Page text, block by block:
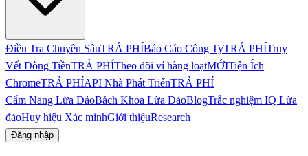
Điều Tra Chuyên SâuTRẢ PHÍBáo Cáo Công TyTRẢ PHÍTruy
Vết Dòng TiềnTRẢ PHÍTheo dõi ví hàng loạtMỚITiện Ích
ChromeTRẢ PHÍAPI Nhà Phát TriểnTRẢ PHÍ
Cẩm Nang Lừa ĐảoBách Khoa Lừa ĐảoBlogTrắc nghiệm IQ Lừa
đảoHuy hiệu Xác minhGiới thiệuResearch
Đăng nhập